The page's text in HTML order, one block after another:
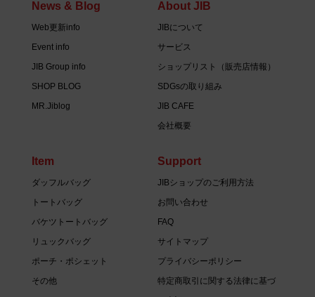
News & Blog
Web更新info
Event info
JIB Group info
SHOP BLOG
MR.Jiblog
About JIB
JIBについて
サービス
ショップリスト（販売店情報）
SDGsの取り組み
JIB CAFE
会社概要
Item
ダッフルバッグ
トートバッグ
バケツトートバッグ
リュックバッグ
ポーチ・ポシェット
その他
Support
JIBショップのご利用方法
お問い合わせ
FAQ
サイトマップ
プライバシーポリシー
特定商取引に関する法律に基づ